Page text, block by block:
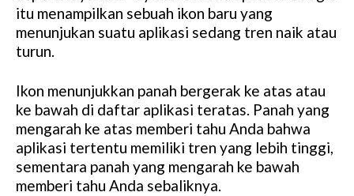
itu menampilkan sebuah ikon baru yang
menunjukan suatu aplikasi sedang tren naik atau
turun.
Ikon menunjukkan panah bergerak ke atas atau
ke bawah di daftar aplikasi teratas. Panah yang
mengarah ke atas memberi tahu Anda bahwa
aplikasi tertentu memiliki tren yang lebih tinggi,
sementara panah yang mengarah ke bawah
memberi tahu Anda sebaliknya.